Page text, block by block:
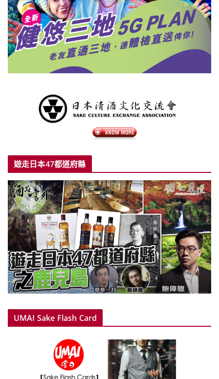
遊走日本47都道府縣
UMAI Sake Flash Card